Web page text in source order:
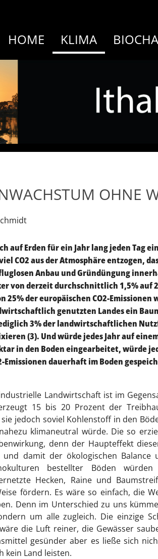
HOME KLIMA
OHNE
auf Erden für ein Jahr lang jeden Tag
CO2 aus der Atmosphäre entzogen,
Anbau und Gründüngung
von derzeit durchschnittlich 1,5% auf
25% der europäischen CO2-
genutzten Landes ein
3% der landwirtschaftlichen
(3). Und würde jedes Jahr auf
in den Boden eingearbeitet, würde
Emissionen dauerhaft im Boden
Landwirtschaft ist im
15 bis 20 Prozent der
jedoch soviel Kohlenstoff in den
klimaneutral würde. Die so
denn der Haupteffekt
damit der ökologischen Balance
bestellter Böden würden
Hecken, Raine und
fördern. Es wäre so einfach, die
Denn im Unterschied zu uns
um alle zugleich. Die einzige
die Luft reiner, die Gewässer
gesünder aber es ließe sich
kein Land leisten.